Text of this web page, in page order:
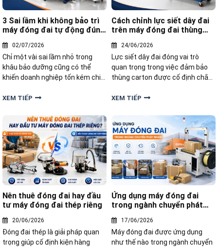
3 Sai lầm khi không bảo trì
máy đóng đai tự động đúng
02/07/2026
Chỉ một vài sai lầm nhỏ trong
khâu bảo dưỡng cũng có thể
khiến doanh nghiệp tốn kém chi
kiện. Trong bài dưới đây,
không bảo trì máy đóng đai tự
động đúng cách, giúp bạn phòng
tránh rủi ro
XEM TIẾP
Cách chỉnh lực siết dây đai
trên máy đóng đai thùng
24/06/2026
Lực siết dây đai đóng vai trò
quan trọng trong việc đảm bảo
thùng carton được cố định chắc
sản phẩm bên trong. Vậy làm thế
trên máy đóng đai thùng carton
hiệu quả
XEM TIẾP
Nên thuê đóng đai hay đầu
tư máy đóng đai thép riêng
20/06/2026
Đóng đai thép là giải pháp quan
trọng giúp cố định kiện hàng
Ứng dụng máy đóng đai
trong ngành chuyển phát
17/06/2026
Máy đóng đai được ứng dụng
như thế nào trong ngành chuyển